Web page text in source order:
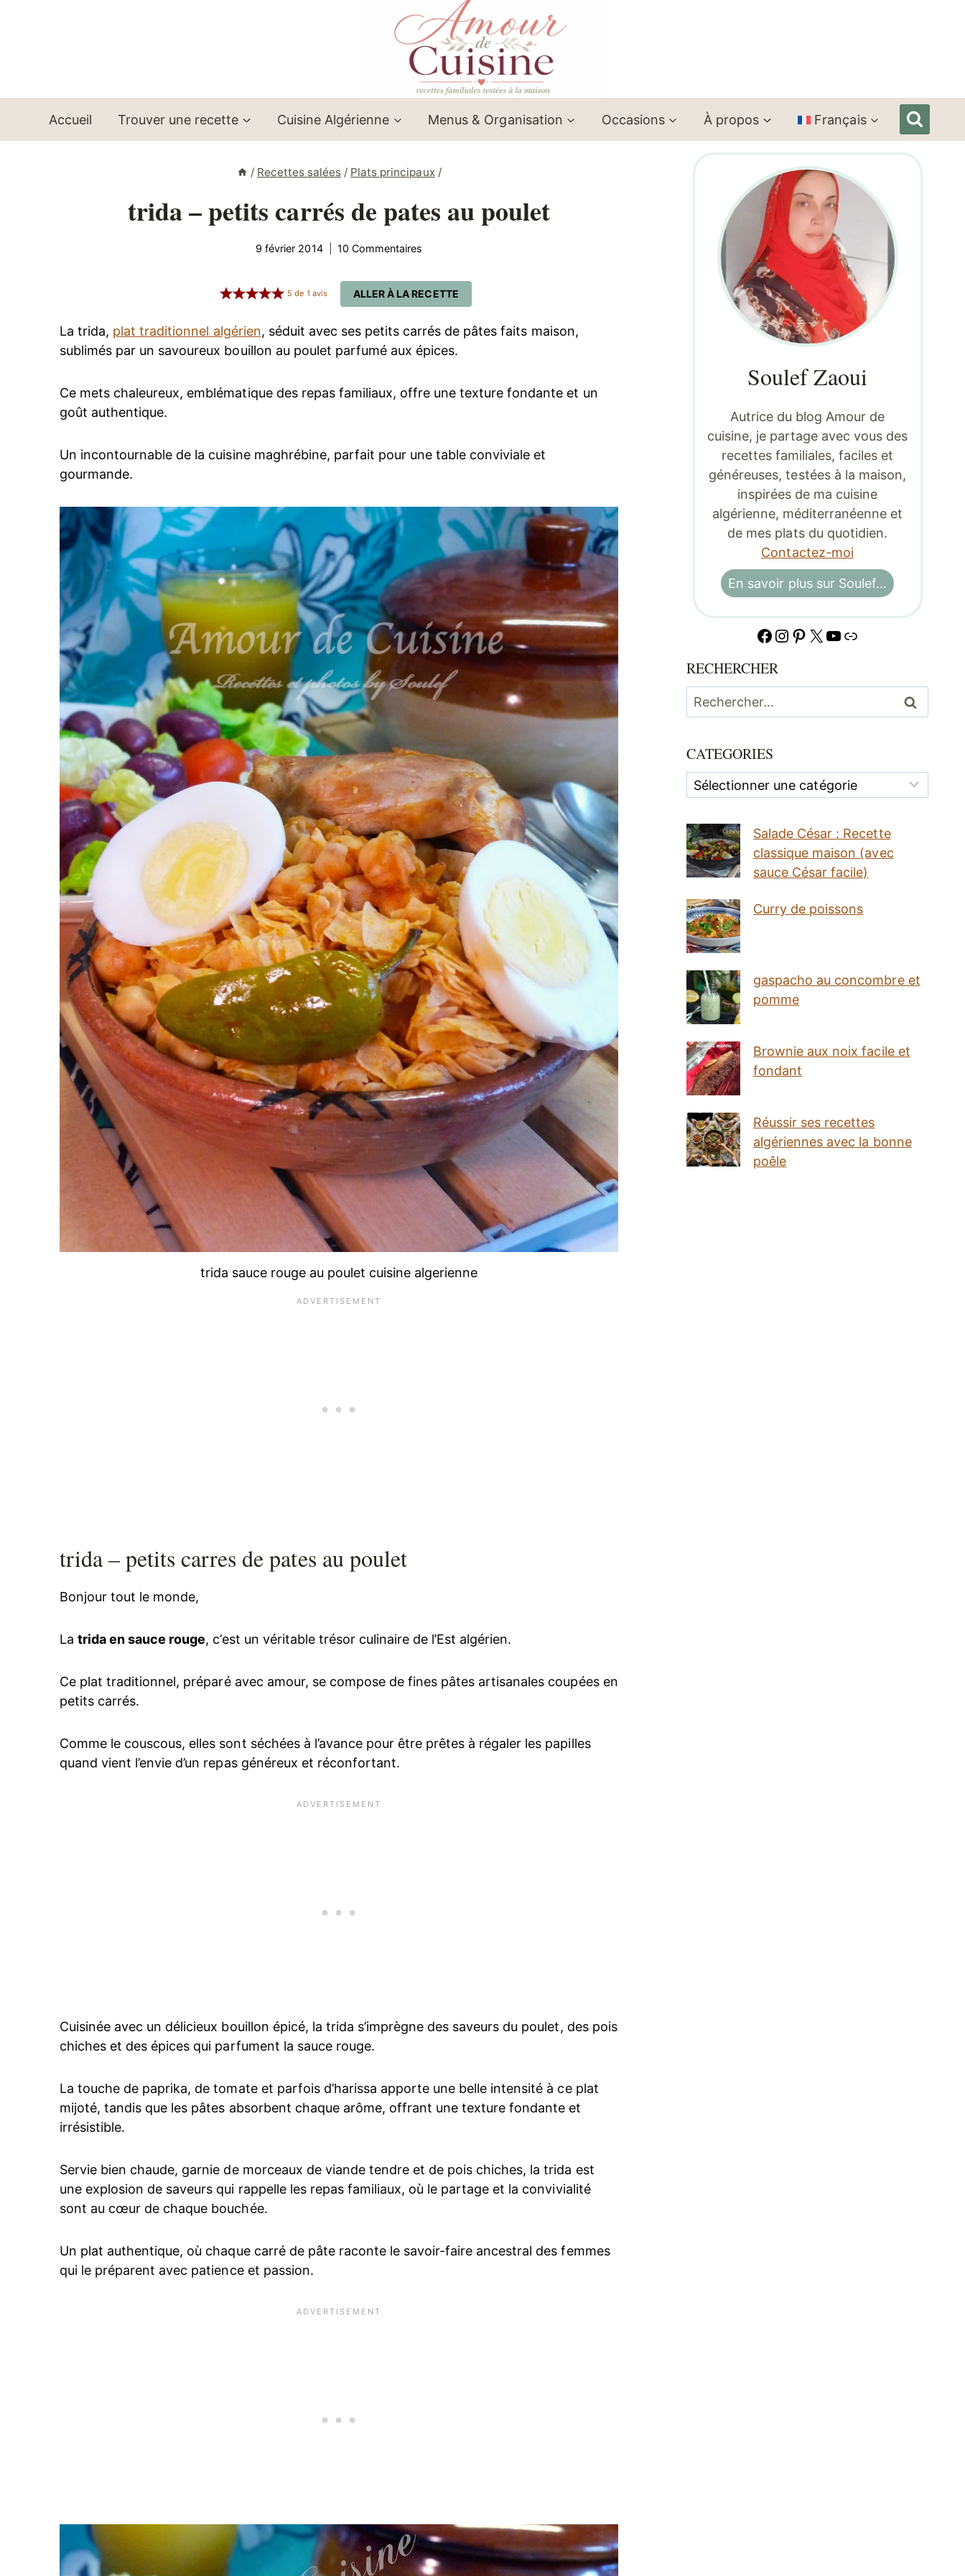
Accueil Trouver une recette Cuisine Algérienne Menus & Organisation Occasions À propos Français
/ Recettes salées / Plats principaux /
trida – petits carrés de pates au poulet
9 février 2014 10 Commentaires
ALLER À LA RECETTE
5 de1 avis
La trida, plat traditionnel algérien, séduit avec ses petits carrés de pâtes faits maison,
sublimés par un savoureux bouillon au poulet parfumé aux épices.
Ce mets chaleureux, emblématique des repas familiaux, offre une texture fondante et un
goût authentique.
Un incontournable de la cuisine maghrébine, parfait pour une table conviviale et
gourmande.
trida sauce rouge au poulet cuisine algerienne
trida – petits carres de pates au poulet
Bonjour tout le monde,
Latrida en sauce rouge, c’est un véritable trésor culinaire de l’Est algérien.
Ce plat traditionnel, préparé avec amour, se compose de fines pâtes artisanales coupées en
petits carrés.
Comme le couscous, elles sont séchées à l’avance pour être prêtes à régaler les papilles
quand vient l’envie d’un repas généreux et réconfortant.
Cuisinée avec un délicieux bouillon épicé, la trida s’imprègne des saveurs du poulet, des pois
chiches et des épices qui parfument la sauce rouge.
La touche de paprika, de tomate et parfois d’harissa apporte une belle intensité à ce plat
mijoté, tandis que les pâtes absorbent chaque arôme, offrant une texture fondante et
irrésistible.
Servie bien chaude, garnie de morceaux de viande tendre et de pois chiches, la trida est
une explosion de saveurs qui rappelle les repas familiaux, où le partage et la convivialité
sont au cœur de chaque bouchée.
Un plat authentique, où chaque carré de pâte raconte le savoir-faire ancestral des femmes
qui le préparent avec patience et passion.
Soulef Zaoui
Autrice du blog Amour de
cuisine, je partage avec vous des
recettes familiales, faciles et
généreuses, testées à la maison,
inspirées de ma cuisine
algérienne, méditerranéenne et
de mes plats du quotidien.
Contactez-moi
En savoir plus sur Soulef…
Facebook
Instagram
Pinterest
X YouTube
Lien
RECHERCHER
Rechercher :
CATEGORIES
Categories
Salade César : Recette
classique maison (avec
sauce César facile)
Curry de poissons
gaspacho au concombre et
pomme
Brownie aux noix facile et
fondant
Réussir ses recettes
algériennes avec la bonne
poêle